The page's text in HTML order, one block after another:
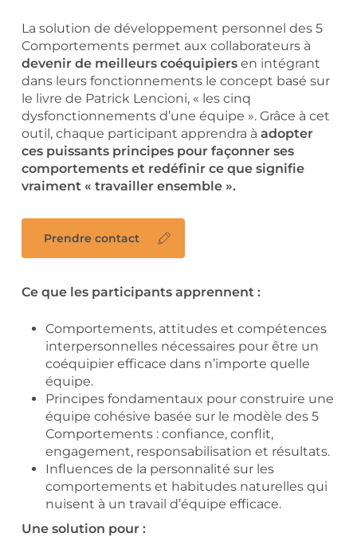
La solution de développement personnel des 5
Comportements permet aux collaborateurs à
devenir de meilleurs coéquipiersen intégrant
dans leurs fonctionnements le concept basé sur
le livre de Patrick Lencioni, « les cinq
dysfonctionnements d’une équipe ». Grâce à cet
outil, chaque participant apprendra à adopter
ces puissants principes pour façonner ses
comportements et redéfinir ce que signifie
vraiment « travailler ensemble ».
Prendre contact
Ce que les participants apprennent :
Comportements, attitudes et compétences
interpersonnelles nécessaires pour être un
coéquipier efficace dans n’importe quelle
équipe.
Principes fondamentaux pour construire une
équipe cohésive basée sur le modèle des 5
Comportements : confiance, conflit,
engagement, responsabilisation et résultats.
Influences de la personnalité sur les
comportements et habitudes naturelles qui
nuisent à un travail d’équipe efficace.
Une solution pour :